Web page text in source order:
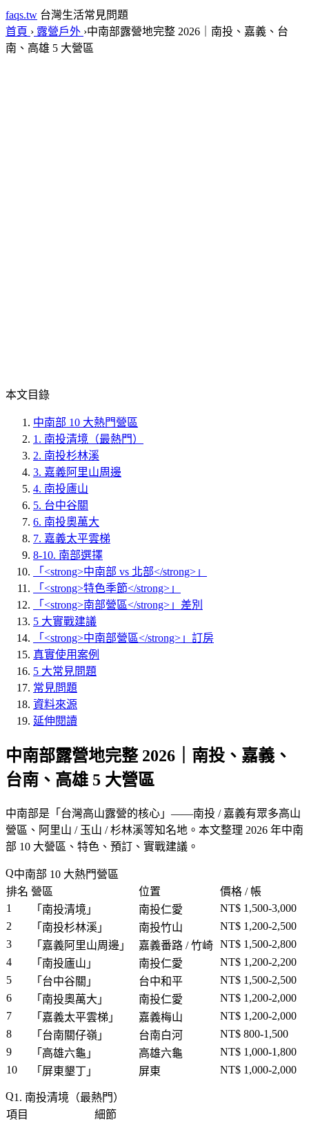
faqs.tw 台灣生活常見問題
首頁 › 露營戶外 ›中南部露營地完整 2026｜南投、嘉義、台
南、高雄 5 大營區
本文目錄
中南部 10 大熱門營區
1. 南投清境（最熱門）
2. 南投杉林溪
3. 嘉義阿里山周邊
4. 南投廬山
5. 台中谷關
6. 南投奧萬大
7. 嘉義太平雲梯
8-10. 南部選擇
「<strong>中南部 vs 北部</strong>」
「<strong>特色季節</strong>」
「<strong>南部營區</strong>」差別
5 大實戰建議
「<strong>中南部營區</strong>」訂房
真實使用案例
5 大常見問題
常見問題
資料來源
延伸閱讀
中南部露營地完整 2026｜南投、嘉義、
台南、高雄 5 大營區
中南部是「 台灣高山露營的核心 」——南投 / 嘉義有眾多高山
營區、阿里山 / 玉山 / 杉林溪等知名地。本文整理 2026 年中南
部 10 大營區、特色、預訂、實戰建議。
中南部 10 大熱門營區
排名 營區 位置
價格 / 帳
1
「 南投清境 」 南投仁愛
NT$ 1,500-3,000
2
「 南投杉林溪 」 南投竹山
NT$ 1,200-2,500
3
「 嘉義阿里山周邊 」 嘉義番路 / 竹崎 NT$ 1,500-2,800
4
「 南投廬山 」 南投仁愛
NT$ 1,200-2,200
5
「 台中谷關 」 台中和平
NT$ 1,500-2,500
6
「 南投奧萬大 」 南投仁愛
NT$ 1,200-2,000
7
「 嘉義太平雲梯 」 嘉義梅山
NT$ 1,200-2,000
8
「 台南關仔嶺 」 台南白河
NT$ 800-1,500
9
「 高雄六龜 」 高雄六龜
NT$ 1,000-1,800
10
「 屏東墾丁 」 屏東 NT$ 1,000-2,000
1. 南投清境（最熱門）
項目
細節